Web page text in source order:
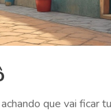
que vai ficar